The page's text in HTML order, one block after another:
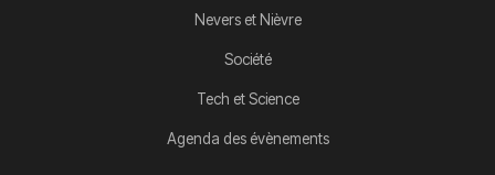
Nevers et Nièvre
Société
Tech et Science
Agenda des évènements